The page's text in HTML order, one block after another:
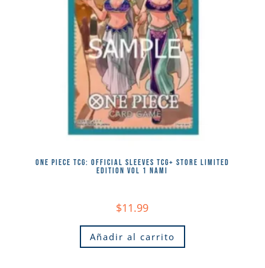
ONE PIECE TCG: OFFICIAL SLEEVES TCG+ STORE LIMITED
EDITION VOL 1 NAMI
$11.99
Añadir al carrito